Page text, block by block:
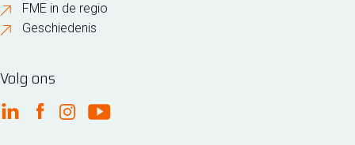
FME in de regio
Geschiedenis
Volg ons
FME Linkedin
FME Facebook
FME Instagram
FME Youtube